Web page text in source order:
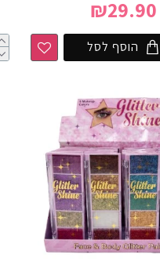
₪29.90
הוסף לסל